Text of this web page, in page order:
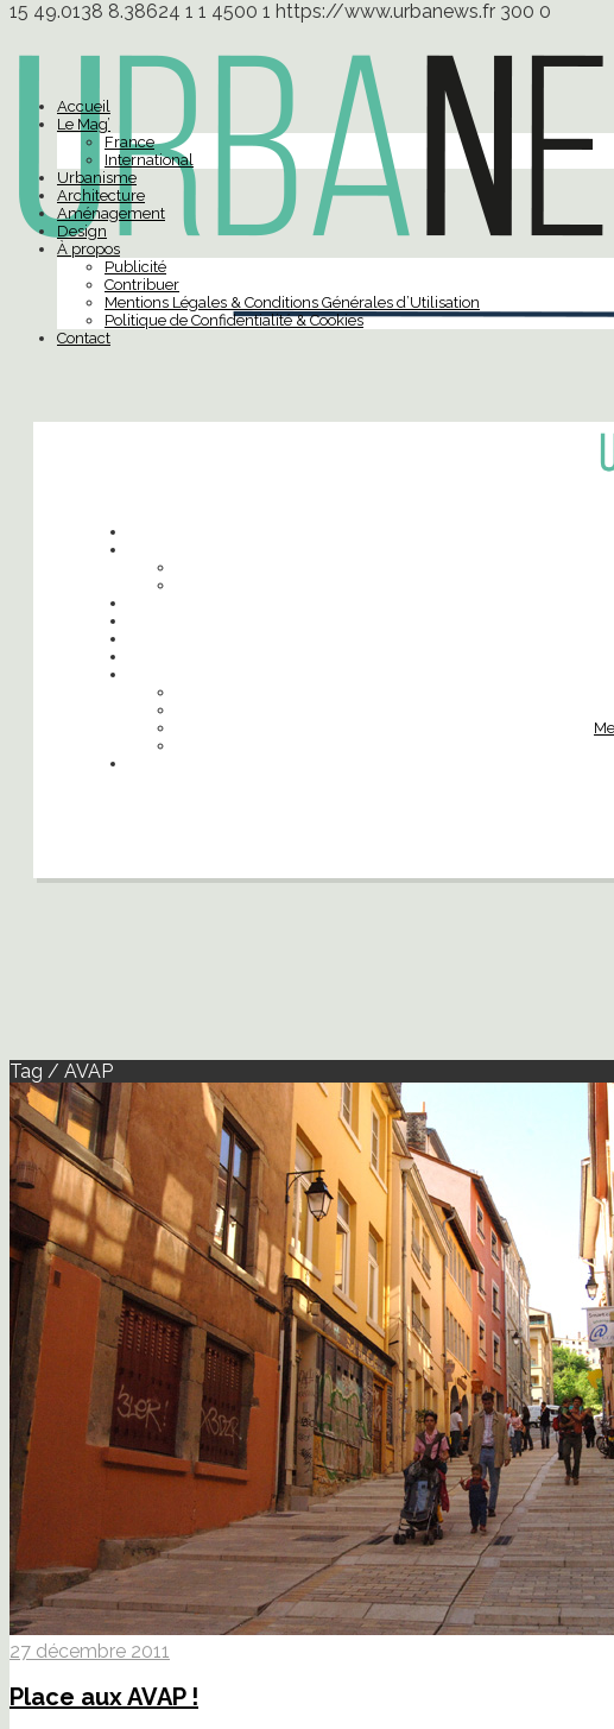
15 49.0138 8.38624 1 1 4500 1 https://www.urbanews.fr 300 0
Accueil
Le Mag’
France
International
Urbanisme
Architecture
Aménagement
Design
À propos
Publicité
Contribuer
Mentions Légales & Conditions Générales d’Utilisation
Politique de Confidentialité & Cookies
Contact
Tag / AVAP
27 décembre 2011
Place aux AVAP !